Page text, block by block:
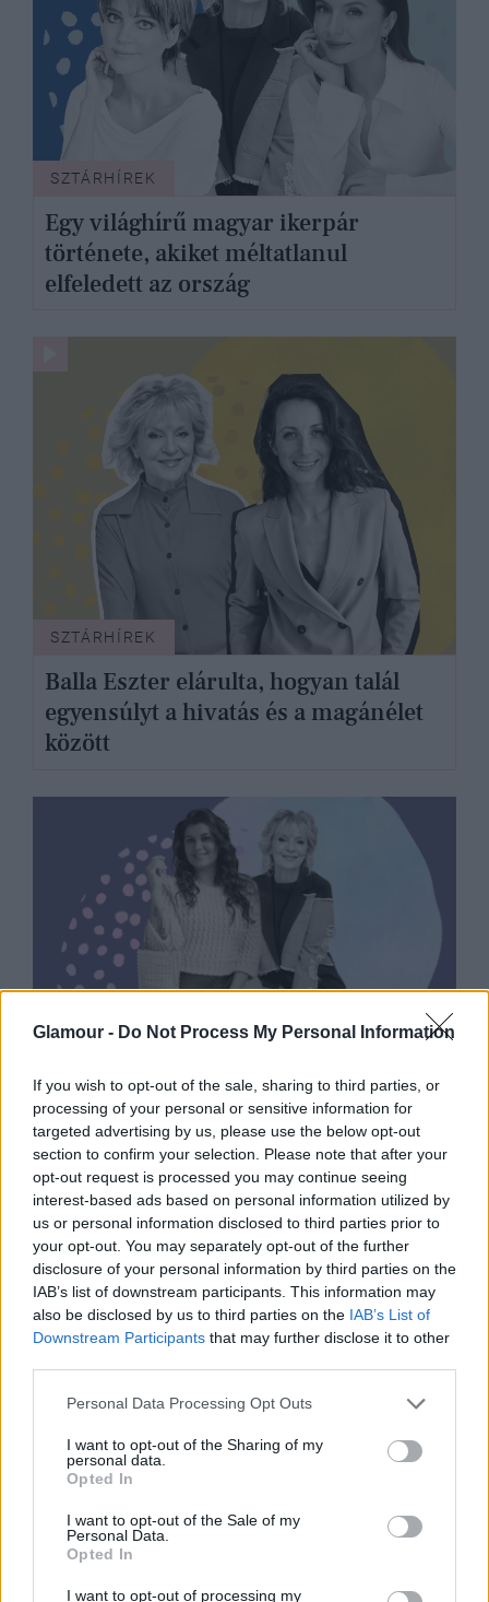
Glamour - Do Not Process My Personal Information
If you wish to opt-out of the sale, sharing to third parties, or
processing of your personal or sensitive information for
targeted advertising by us, please use the below opt-out
section to confirm your selection. Please note that after your
opt-out request is processed you may continue seeing
interest-based ads based on personal information utilized by
us or personal information disclosed to third parties prior to
your opt-out. You may separately opt-out of the further
disclosure of your personal information by third parties on the
IAB’s list of downstream participants. This information may
also be disclosed by us to third parties on the IAB’s List of
Downstream Participants that may further disclose it to other
Please note that this website/app uses one or more Google
not limited to your visit or usage behaviour. You may click to
grant or deny consent to Google and its third-party tags to
use your data for below specified purposes in below Google
consent section.
Personal Data Processing Opt Outs
I want to opt-out of the Sharing of my
personal data.
Opted In
I want to opt-out of the Sale of my
Personal Data.
Opted In
I want to opt-out of processing my
SZTÁRHÍREK
Egy világhírű magyar ikerpár
története, akiket méltatlanul
elfeledett az ország
SZTÁRHÍREK
Balla Eszter elárulta, hogyan talál
egyensúlyt a hivatás és a magánélet
között
sikereket, az érzéseit és a kilókkal
folytatott harcot
SZTÁRHÍREK
DJ Yamina: „Tíz évvel fiatalabb
nálam a párom, és ezt sokan
nehezen értik meg”